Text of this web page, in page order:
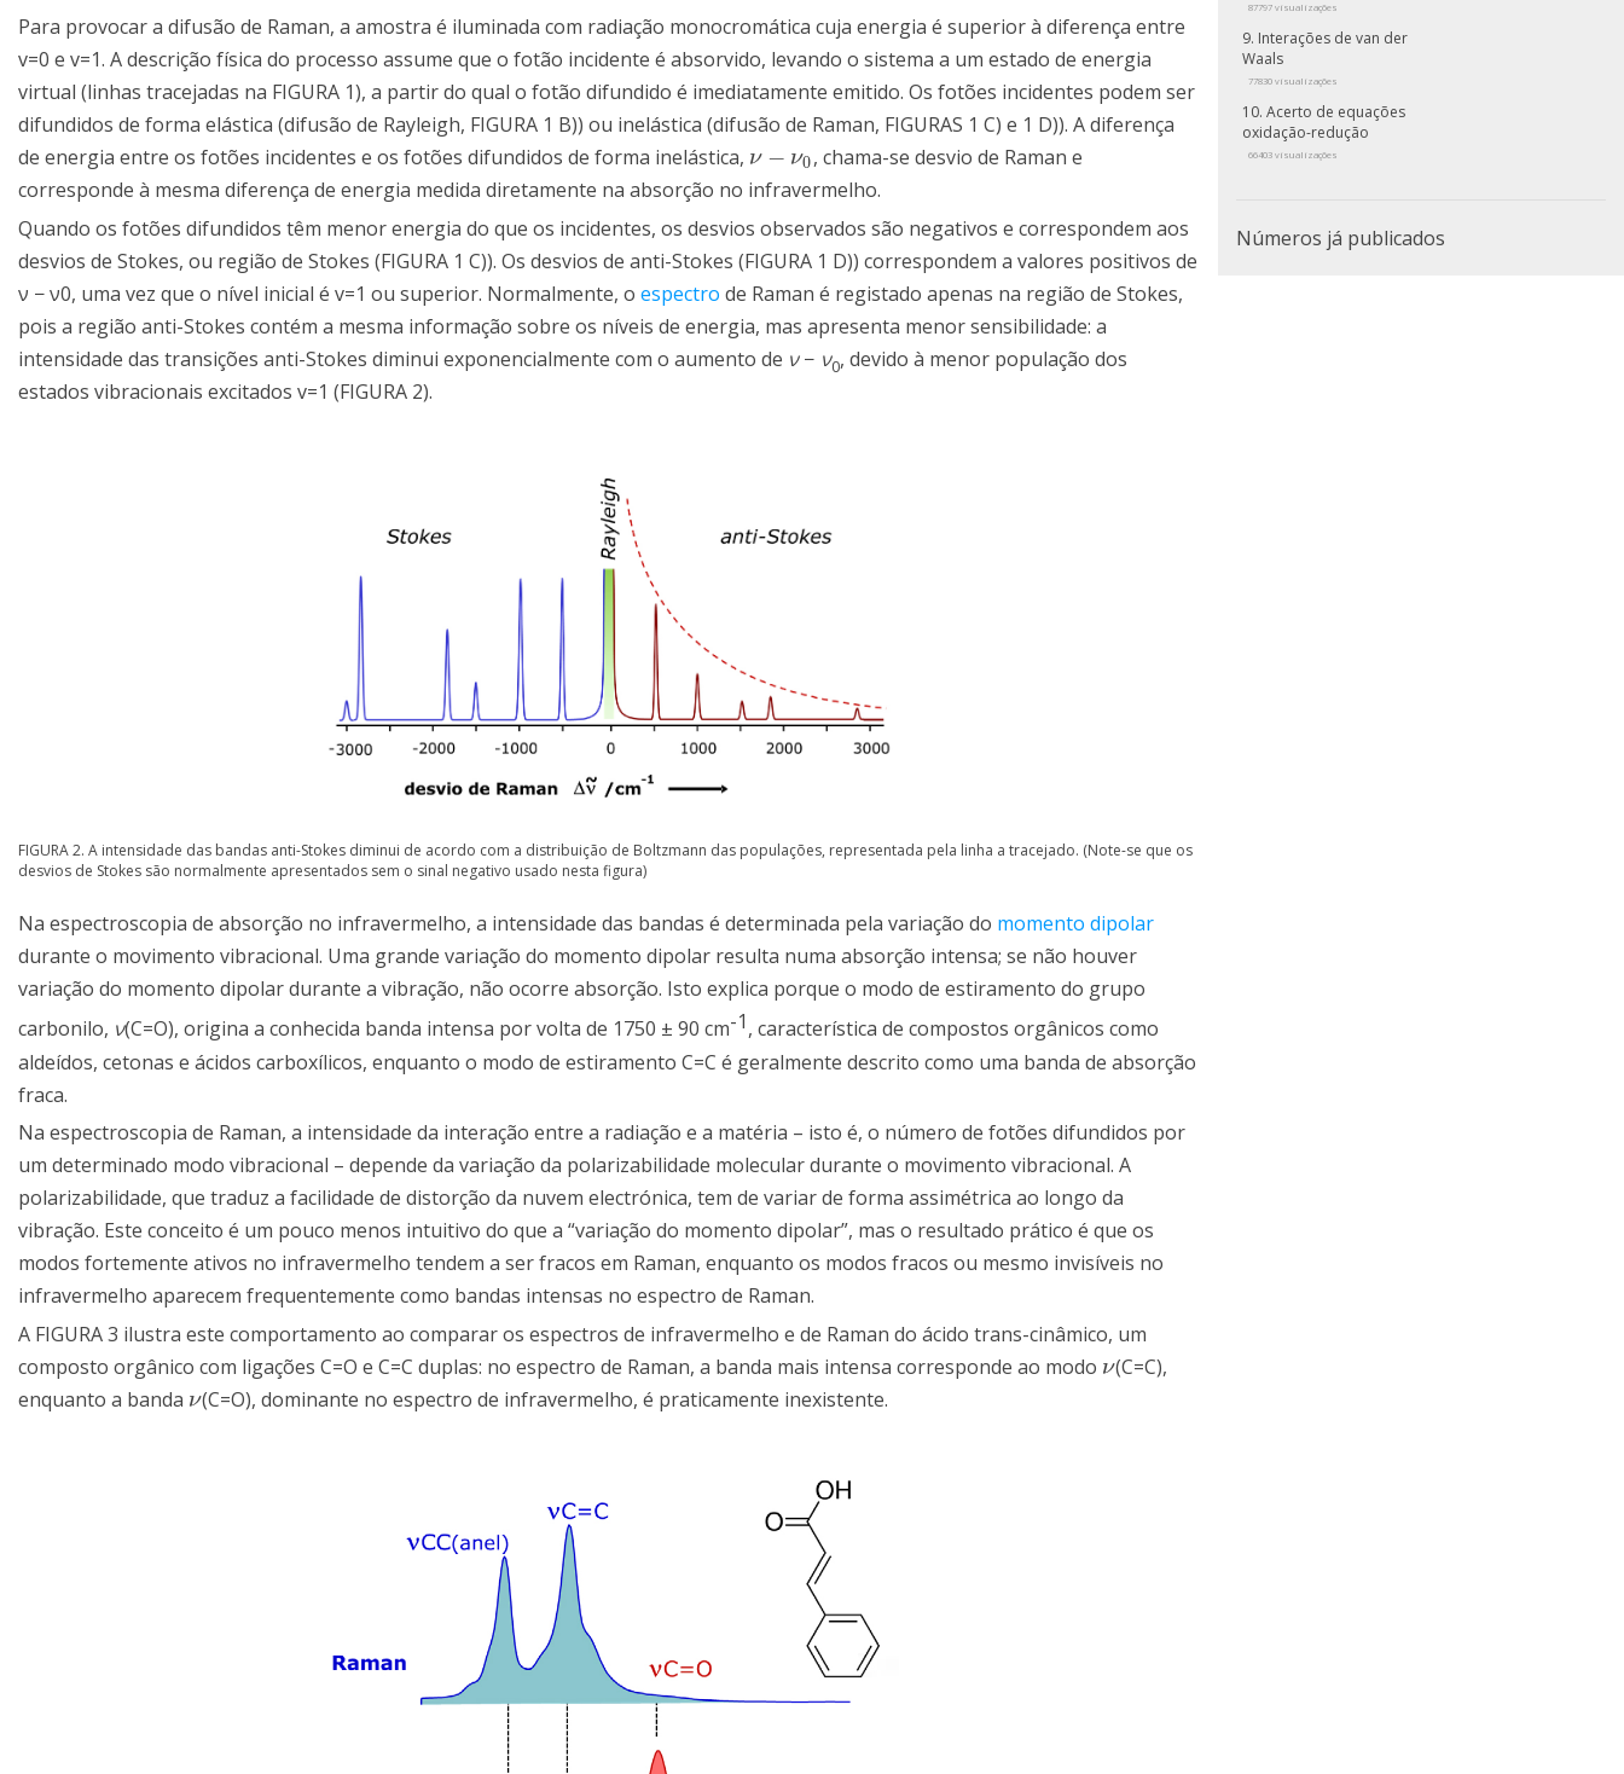
Para provocar a difusão de Raman, a amostra é iluminada com radiação monocromática cuja energia é superior à diferença entre
v=0 e v=1. A descrição física do processo assume que o fotão incidente é absorvido, levando o sistema a um estado de energia
virtual (linhas tracejadas na FIGURA 1), a partir do qual o fotão difundido é imediatamente emitido. Os fotões incidentes podem ser
difundidos de forma elástica (difusão de Rayleigh, FIGURA 1 B)) ou inelástica (difusão de Raman, FIGURAS 1 C) e 1 D)). A diferença
de energia entre os fotões incidentes e os fotões difundidos de forma inelástica, ν − ν0
ν−ν0
, chama-se desvio de Raman e
corresponde à mesma diferença de energia medida diretamente na absorção no infravermelho.
Quando os fotões difundidos têm menor energia do que os incidentes, os desvios observados são negativos e correspondem aos
desvios de Stokes, ou região de Stokes (FIGURA 1 C)). Os desvios de anti-Stokes (FIGURA 1 D)) correspondem a valores positivos de
ν − ν0, uma vez que o nível inicial é v=1 ou superior. Normalmente, o espectro de Raman é registado apenas na região de Stokes,
pois a região anti-Stokes contém a mesma informação sobre os níveis de energia, mas apresenta menor sensibilidade: a
intensidade das transições anti-Stokes diminui exponencialmente com o aumento de ν − ν0, devido à menor população dos
estados vibracionais excitados v=1 (FIGURA 2).
FIGURA 2. A intensidade das bandas anti-Stokes diminui de acordo com a distribuição de Boltzmann das populações, representada pela linha a tracejado. (Note-se que os
desvios de Stokes são normalmente apresentados sem o sinal negativo usado nesta figura)
Na espectroscopia de absorção no infravermelho, a intensidade das bandas é determinada pela variação do momento dipolar
durante o movimento vibracional. Uma grande variação do momento dipolar resulta numa absorção intensa; se não houver
variação do momento dipolar durante a vibração, não ocorre absorção. Isto explica porque o modo de estiramento do grupo
carbonilo, ν(C=O), origina a conhecida banda intensa por volta de 1750 ± 90 cm-1, característica de compostos orgânicos como
aldeídos, cetonas e ácidos carboxílicos, enquanto o modo de estiramento C=C é geralmente descrito como uma banda de absorção
fraca.
Na espectroscopia de Raman, a intensidade da interação entre a radiação e a matéria – isto é, o número de fotões difundidos por
um determinado modo vibracional – depende da variação da polarizabilidade molecular durante o movimento vibracional. A
polarizabilidade, que traduz a facilidade de distorção da nuvem electrónica, tem de variar de forma assimétrica ao longo da
vibração. Este conceito é um pouco menos intuitivo do que a “variação do momento dipolar”, mas o resultado prático é que os
modos fortemente ativos no infravermelho tendem a ser fracos em Raman, enquanto os modos fracos ou mesmo invisíveis no
infravermelho aparecem frequentemente como bandas intensas no espectro de Raman.
A FIGURA 3 ilustra este comportamento ao comparar os espectros de infravermelho e de Raman do ácido trans-cinâmico, um
composto orgânico com ligações C=O e C=C duplas: no espectro de Raman, a banda mais intensa corresponde ao modo ν
ν(C=C),
enquanto a banda ν
ν(C=O), dominante no espectro de infravermelho, é praticamente inexistente.
87797 visualizações
Interações de van der
Waals
77830 visualizações
Acerto de equações
oxidação-redução
66403 visualizações
Números já publicados